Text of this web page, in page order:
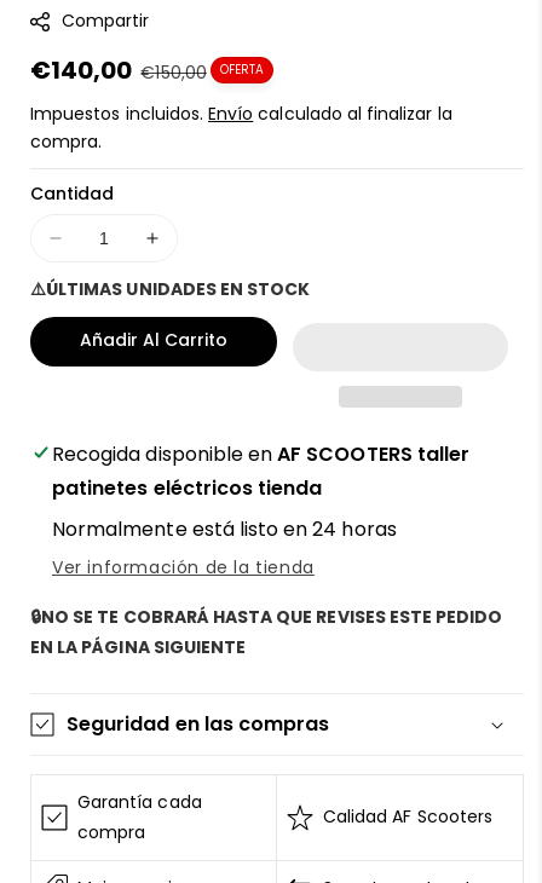
Compartir
Precio
en
oferta
€140,00 Precio
regular
€150,00 OFERTA
Impuestos incluidos.Envío calculado al finalizar la
compra.
Cantidad
Disminuir
cantidad
para
Motor
para
trasero
neumático
taco
500W
Potencia,
y
fiabilidad
SCOOTERS
Aumentar
para
Motor
para
trasero
neumático
taco
500W
Potencia,
tracción
y
fiabilidad
SCOOTERS
⚠️ÚLTIMAS UNIDADES EN STOCK
Añadir Al Carrito
Recogida disponible enAF SCOOTERS taller
patinetes eléctricos tienda
Normalmente está listo en 24 horas
Ver información de la tienda
🔒NO SE TE COBRARÁ HASTA QUE REVISES ESTE PEDIDO
EN LA PÁGINA SIGUIENTE
Seguridad en las compras
La información de las tarjetas se mantiene
segura y sin riesgos
AF SCOOTERS
sigue el Estándar de Seguridad de
Datos para la Industria de Tarjeta de Pago
Garantía cada
compra
Calidad AF Scooters